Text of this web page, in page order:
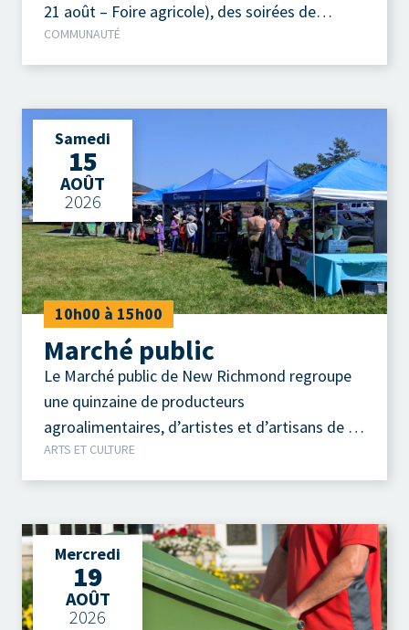
21 août – Foire agricole), des soirées de
musique acoustique autour d'un feu de camp
sont organisées chaque vendredi soir.
COMMUNAUTÉ
Samedi
15
AOÛT
2026
10h00 à 15h00
Marché public
Le Marché public de New Richmond regroupe
une quinzaine de producteurs
agroalimentaires, d’artistes et d’artisans de la
région.
ARTS ET CULTURE
Mercredi
19
AOÛT
2026